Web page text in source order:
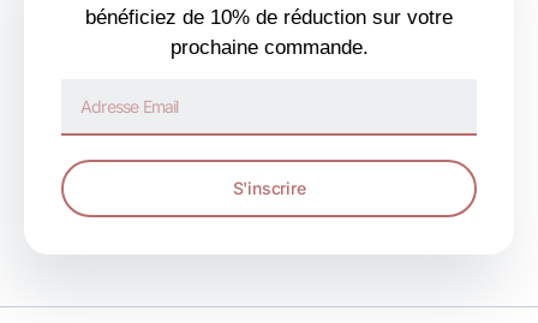
bénéficiez de 10% de réduction sur votre
prochaine commande.
S'inscrire